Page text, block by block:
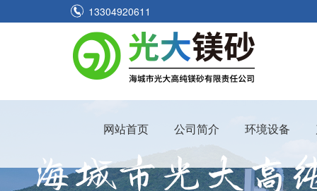
13304920611
网站首页 公司简介 环境设备